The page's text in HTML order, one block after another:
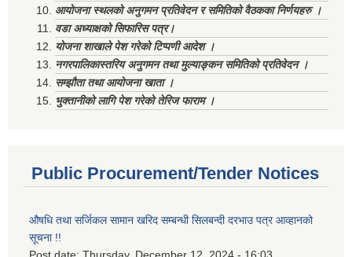
आयोजना स्थलको अनुगमन प्रतिवेदन र समितिको वैठकका निर्णयहरु ।
वडा अध्याक्षको सिफारिस पत्र।
योजना शाखाले पेश गरेको टिप्पणी आदेश ।
नगरपालिकास्तरिय अनुगमन तथा मुल्याङ्कन समितिको प्रतिवेदन ।
सम्झौता तथा आयोजना खाता ।
भुक्तानीको लागि पेश गरेको तेरिज फाराम ।
Public Procurement/Tender Notices
औषधि तथा सर्जिकल सामान खरिद सम्बन्धी सिलबन्दी दरभाउ पत्र आव्हानको
सूचना !!